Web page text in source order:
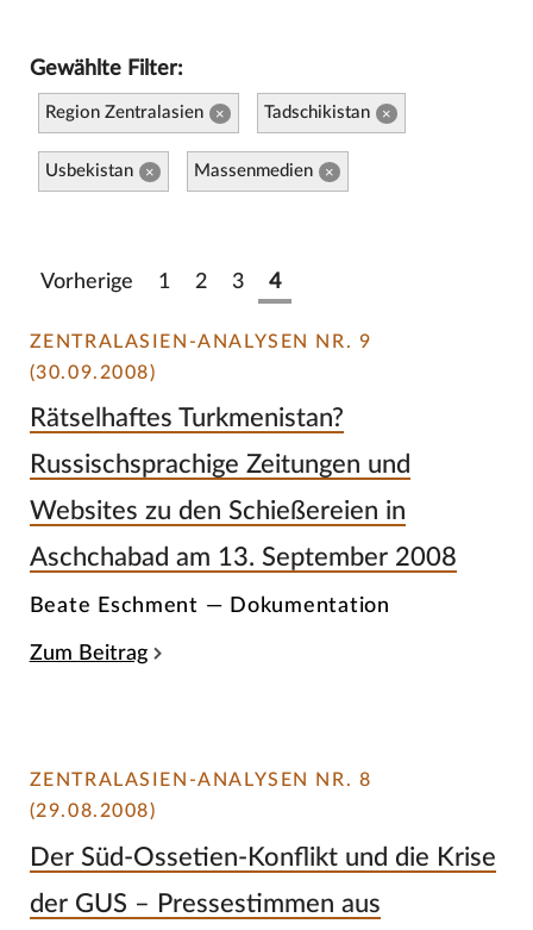
Gewählte Filter:
Region Zentralasien × Tadschikistan ×
Usbekistan × Massenmedien ×
Vorherige 1 2 3 4
ZENTRALASIEN-ANALYSEN NR. 9
(30.09.2008)
Rätselhaftes Turkmenistan?
Russischsprachige Zeitungen und
Websites zu den Schießereien in
Aschchabad am 13. September 2008
Beate Eschment — Dokumentation
Zum Beitrag
ZENTRALASIEN-ANALYSEN NR. 8
(29.08.2008)
Der Süd-Ossetien-Konflikt und die Krise
der GUS – Pressestimmen aus